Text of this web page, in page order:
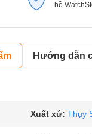
hồ
Hướng dẫn
Xuất xứ: Thụy